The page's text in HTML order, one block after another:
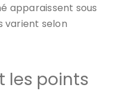
apparaissent sous
varient selon
les points